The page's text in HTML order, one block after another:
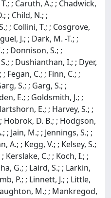
; Caruth, A.; ; Chadwick,
; Child, N.; ;
; Collini, T.; ; Cosgrove,
J.; ; Dark, M. -T.; ;
; Donnison, S.; ;
; Dushianthan, I.; ; Dyer,
Fegan, C.; ; Finn, C.; ;
S.; ; Garg, S.; ;
E.; ; Goldsmith, J.; ;
E.; ; Harvey, S.; ;
Hobrok, D. B.; ; Hodgson,
; Jain, M.; ; Jennings, S.; ;
A.; ; Kegg, V.; ; Kelsey, S.;
Kerslake, C.; ; Koch, I.; ;
G.; ; Laird, S.; ; Larkin,
P.; ; Linnett, J.; ; Little,
M.; ; Mankregod,